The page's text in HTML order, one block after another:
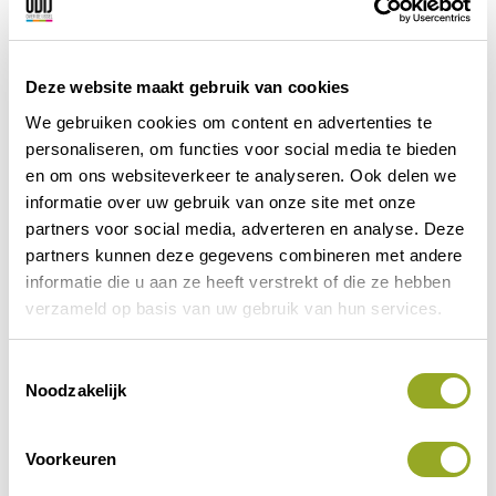
Deze website maakt gebruik van cookies
We gebruiken cookies om content en advertenties te
personaliseren, om functies voor social media te bieden
en om ons websiteverkeer te analyseren. Ook delen we
informatie over uw gebruik van onze site met onze
partners voor social media, adverteren en analyse. Deze
partners kunnen deze gegevens combineren met andere
informatie die u aan ze heeft verstrekt of die ze hebben
verzameld op basis van uw gebruik van hun services.
Noodzakelijk
Voorkeuren
Wanneer u het park van uw keuze aanklikt,
wordt u doorgestuurd naar de specifieke
vinden over dat park. Als u overgaat tot boeking
in het online boekingsproces zal er automatisch
om uw actiecode gevraagd worden.Je ontvangt
de ODIJ-kortingbovenoponze actieprijzen
Boekingsperiode t/m 2 januari 2027
Verblijfsperiode t/m 2 januari 2027
Ook geldig tijdens schoolvakanties
Op deze actie zijn onze algemene
actievoorwaardenvan toepassing.